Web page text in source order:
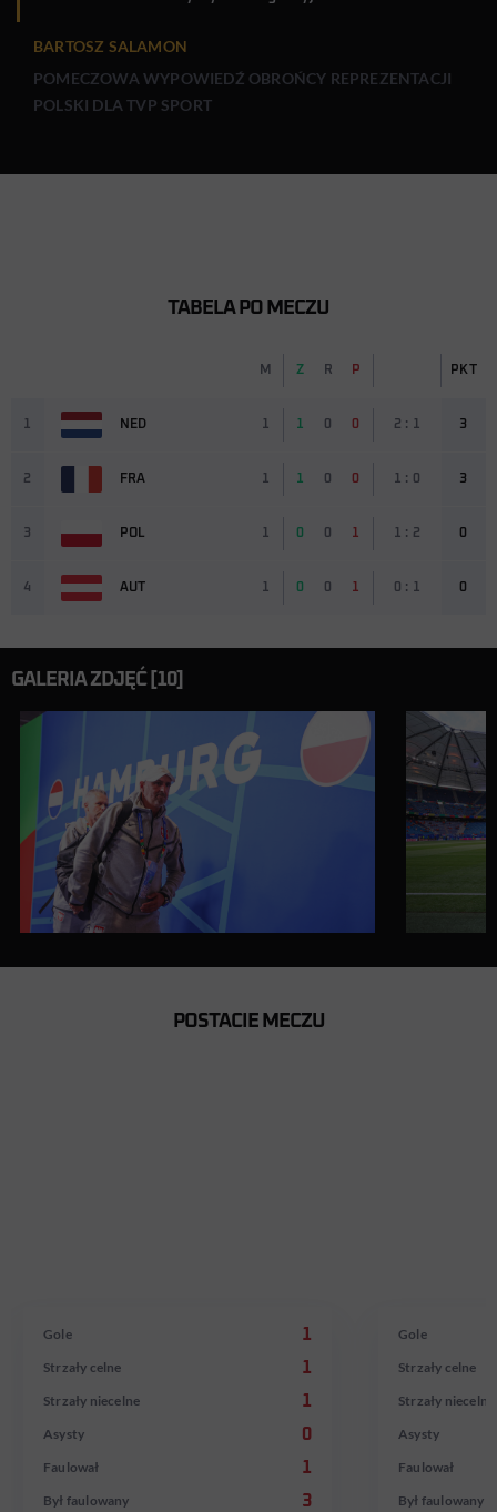
BARTOSZ SALAMON
POMECZOWA WYPOWIEDŹ OBROŃCY REPREZENTACJI
POLSKI DLA TVP SPORT
TABELA PO MECZU
M Z R P PKT
1 NED 1 1 0 0 2 : 1 3
2 FRA 1 1 0 0 1 : 0 3
3 POL 1 0 0 1 1 : 2 0
4 AUT 1 0 0 1 0 : 1 0
GALERIA ZDJĘĆ [10]
POSTACIE MECZU
Gole 1
Strzały celne 1
Strzały niecelne 1
Asysty 0
Faulował 1
Był faulowany 3
Gole
Strzały celne
Strzały niecelne
Asysty
Faulował
Był faulowany